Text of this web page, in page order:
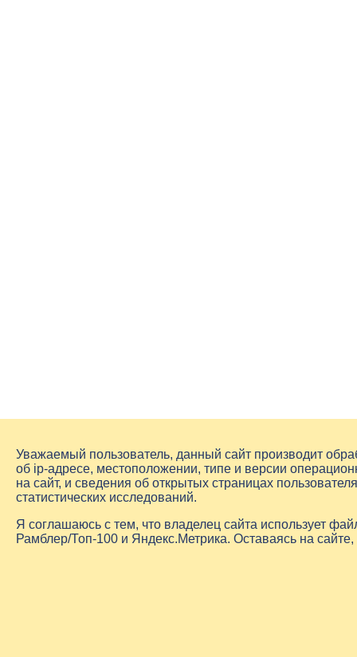
Уважаемый пользователь, данный сайт производит
об ip-адресе, местоположении, типе и версии
на сайт, и сведения об открытых страницах
статистических исследований.
Я соглашаюсь с тем, что владелец сайта использует
Рамблер/Топ-100 и Яндекс.Метрика. Оставаясь на